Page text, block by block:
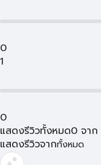
0
1
0
แสดงรีวิวทั้งหมด0 จาก
แสดงรีวิวจากทั้งหมด